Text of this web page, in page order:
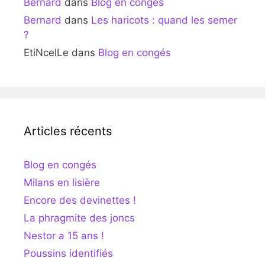
Bernard dans Les haricots : quand les semer
?
EtiNcelLe dans Blog en congés
Articles récents
Blog en congés
Milans en lisière
Encore des devinettes !
La phragmite des joncs
Nestor a 15 ans !
Poussins identifiés